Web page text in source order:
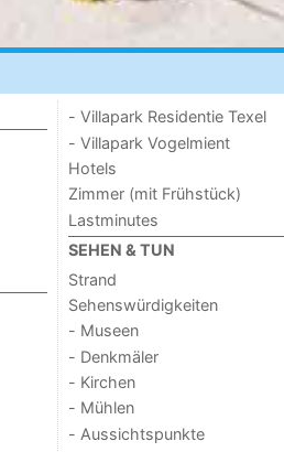
- Villapark Residentie Texel
- Villapark Vogelmient
Hotels
Zimmer (mit Frühstück)
Lastminutes
SEHEN & TUN
Strand
Sehenswürdigkeiten
- Museen
- Denkmäler
- Kirchen
- Mühlen
- Aussichtspunkte